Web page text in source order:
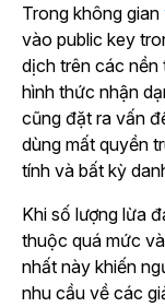
Trong không gian
vào public key
dịch trên các nền
hình thức nhận
cũng đặt ra vấn
dùng mất quyền
tính và bất kỳ
Khi số lượng lừa
thuộc quá mức
nhất này khiến
nhu cầu về các